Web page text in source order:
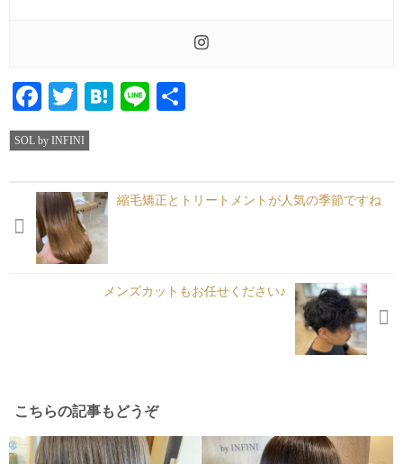
Facebook
TwitterHatena
Line
SOL by INFINI
縮毛矯正とトリートメントが人気の季節ですね
メンズカットもお任せください♪
こちらの記事もどうぞ